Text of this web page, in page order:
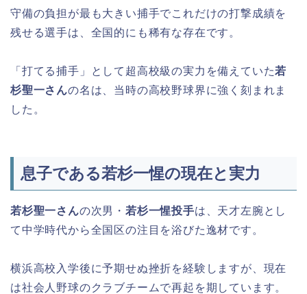
守備の負担が最も大きい捕手でこれだけの打撃成績を
残せる選手は、全国的にも稀有な存在です。
「打てる捕手」として超高校級の実力を備えていた若
杉聖一さんの名は、当時の高校野球界に強く刻まれま
した。
息子である若杉一惺の現在と実力
若杉聖一さんの次男・若杉一惺投手は、天才左腕とし
て中学時代から全国区の注目を浴びた逸材です。
横浜高校入学後に予期せぬ挫折を経験しますが、現在
は社会人野球のクラブチームで再起を期しています。